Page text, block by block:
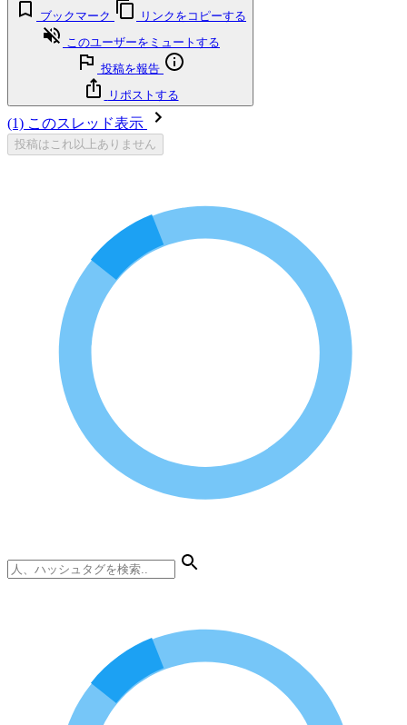
ブックマーク
リンクをコピーする
このユーザーをミュートする
投稿を報告
リポストする
(1) このスレッド表示
投稿はこれ以上ありません